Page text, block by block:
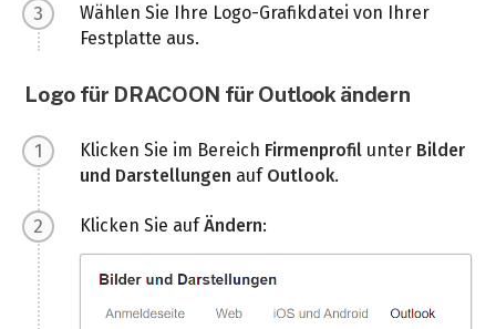
Wählen Sie Ihre Logo-Grafikdatei von Ihrer
Festplatte aus.
Logo für DRACOON für Outlook ändern
Klicken Sie im Bereich Firmenprofil unter Bilder
und Darstellungen auf Outlook.
Klicken Sie aufÄndern: